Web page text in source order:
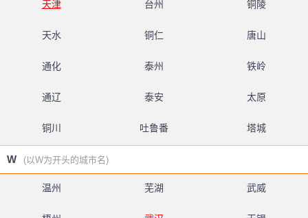
天津 台州 铜陵
天水 铜仁 唐山
通化 泰州 铁岭
通辽 泰安 太原
铜川 吐鲁番 塔城
W (以W为开头的城市名)
温州 芜湖 武威